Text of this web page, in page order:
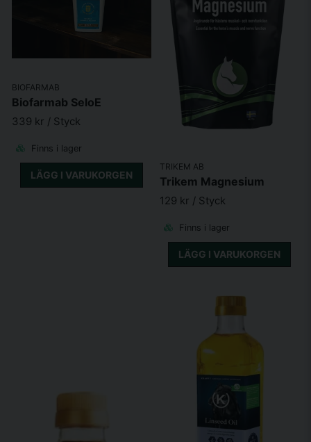
BIOFARMAB
Biofarmab SeloE
339 kr / Styck
Finns i lager
LÄGG I VARUKORGEN
TRIKEM AB
Trikem Magnesium
129 kr / Styck
Finns i lager
LÄGG I VARUKORGEN